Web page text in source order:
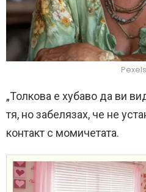
Pexels
„Толкова е хубаво да ви
тя, но забелязах, че не
контакт с момичетата.